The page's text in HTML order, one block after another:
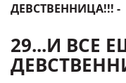
ДЕВСТВЕННИЦА!!! -
29...И ВСЕ